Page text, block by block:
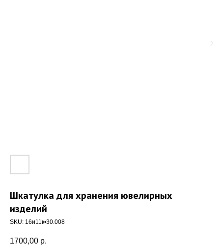
Шкатулка для хранения ювелирных
изделий
SKU: 16и11к•30.008
1700,00 р.